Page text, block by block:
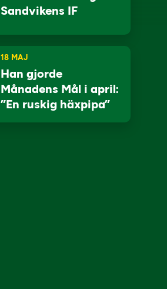
Sandvikens IF
18 MAJ
Han gjorde
Månadens Mål i april:
”En ruskig häxpipa”